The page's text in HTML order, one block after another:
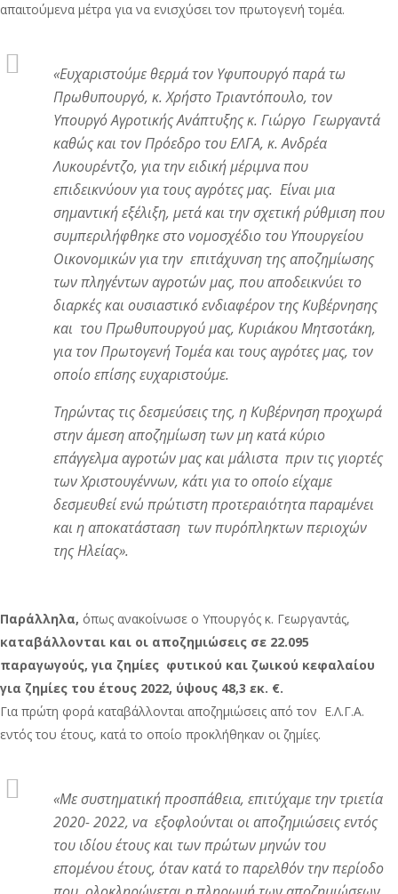
απαιτούμενα μέτρα για να ενισχύσει τον πρωτογενή τομέα.
«Ευχαριστούμε θερμά τον Υφυπουργό παρά τω
Πρωθυπουργό, κ. Χρήστο Τριαντόπουλο, τον
Υπουργό Αγροτικής Ανάπτυξης κ. Γιώργο Γεωργαντά
καθώς και τον Πρόεδρο του ΕΛΓΑ, κ. Ανδρέα
Λυκουρέντζο, για την ειδική μέριμνα που
επιδεικνύουν για τους αγρότες μας. Είναι μια
σημαντική εξέλιξη, μετά και την σχετική ρύθμιση που
συμπεριλήφθηκε στο νομοσχέδιο του Υπουργείου
Οικονομικών για την επιτάχυνση της αποζημίωσης
των πληγέντων αγροτών μας, που αποδεικνύει το
διαρκές και ουσιαστικό ενδιαφέρον της Κυβέρνησης
και του Πρωθυπουργού μας, Κυριάκου Μητσοτάκη,
για τον Πρωτογενή Τομέα και τους αγρότες μας, τον
οποίο επίσης ευχαριστούμε.
Τηρώντας τις δεσμεύσεις της, η Κυβέρνηση προχωρά
στην άμεση αποζημίωση των μη κατά κύριο
επάγγελμα αγροτών μας και μάλιστα πριν τις γιορτές
των Χριστουγέννων, κάτι για το οποίο είχαμε
δεσμευθεί ενώ πρώτιστη προτεραιότητα παραμένει
και η αποκατάσταση των πυρόπληκτων περιοχών
της Ηλείας».
Παράλληλα, όπως ανακοίνωσε ο Υπουργός κ. Γεωργαντάς,
καταβάλλονται και οι αποζημιώσεις σε 22.095
παραγωγούς, για ζημίες φυτικού και ζωικού κεφαλαίου
για ζημίες του έτους 2022, ύψους 48,3 εκ. €.
Για πρώτη φορά καταβάλλονται αποζημιώσεις από τον Ε.Λ.Γ.Α.
εντός του έτους, κατά το οποίο προκλήθηκαν οι ζημίες.
«Με συστηματική προσπάθεια, επιτύχαμε την τριετία
2020- 2022, να εξοφλούνται οι αποζημιώσεις εντός
του ιδίου έτους και των πρώτων μηνών του
επομένου έτους, όταν κατά το παρελθόν την περίοδο